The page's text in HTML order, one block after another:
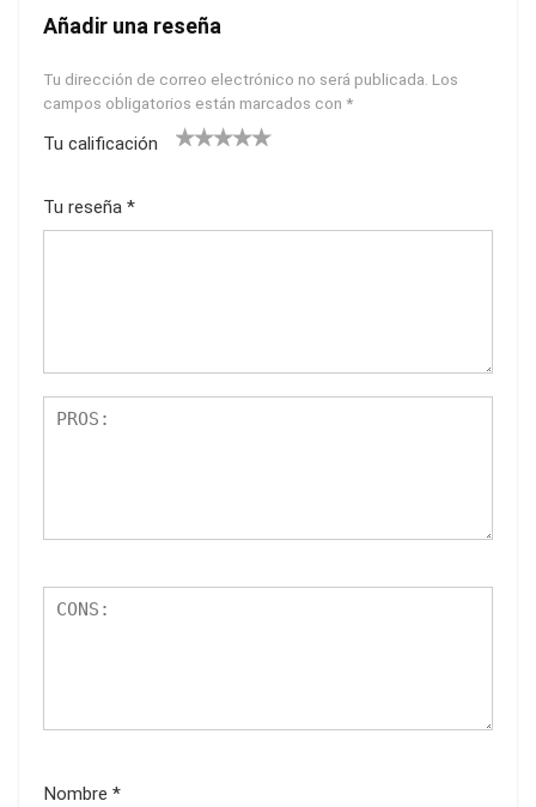
Añadir una reseña
Tu dirección de correo electrónico no será publicada. Los
campos obligatorios están marcados con *
Tu calificación
Tu reseña *
Nombre *